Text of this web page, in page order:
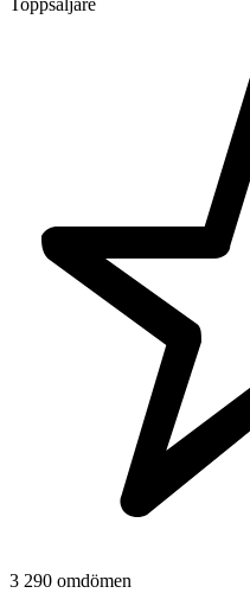
Toppsäljare
3 290 omdömen